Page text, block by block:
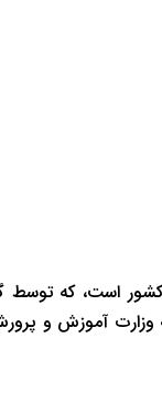
است، که توسط
وزارت آموزش و